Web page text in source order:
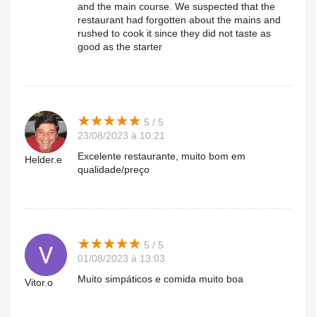
and the main course. We suspected that the
restaurant had forgotten about the mains and
rushed to cook it since they did not taste as
good as the starter
Helder.e
★★★★★
★★★★★ 5 / 5
23/08/2023 à 10:21
Excelente restaurante, muito bom em
qualidade/preço
Vitor.o
★★★★★
★★★★★ 5 / 5
01/08/2023 à 13:03
Muito simpáticos e comida muito boa